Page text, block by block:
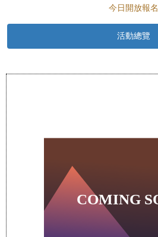
今日開放報名
活動總覽